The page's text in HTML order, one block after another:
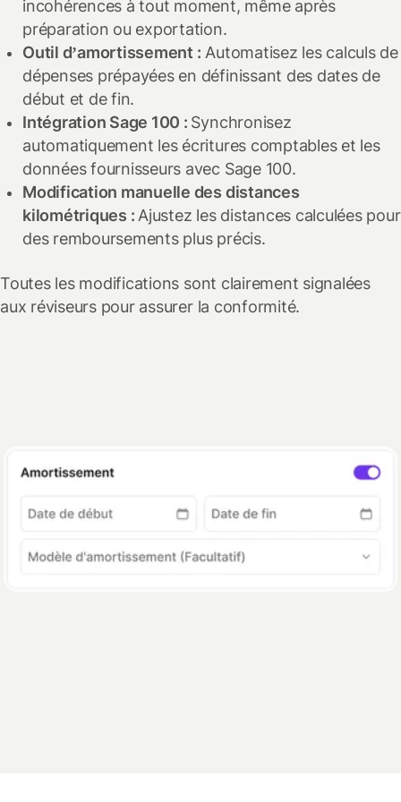
incohérences à tout moment, même après
préparation ou exportation.
Outil d’amortissement : Automatisez les calculs de
dépenses prépayées en définissant des dates de
début et de fin.
Intégration Sage 100 : Synchronisez
automatiquement les écritures comptables et les
données fournisseurs avec Sage 100.
Modification manuelle des distances
kilométriques : Ajustez les distances calculées pour
des remboursements plus précis.
Toutes les modifications sont clairement signalées
aux réviseurs pour assurer la conformité.